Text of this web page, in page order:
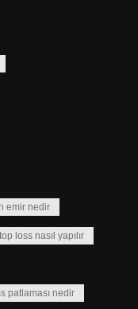
emir nedir
loss nasıl yapılır
patlaması nedir